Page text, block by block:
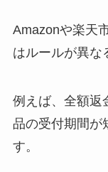
Amazonや楽天
はルールが異な
例えば、全額返
品の受付期間が
す。